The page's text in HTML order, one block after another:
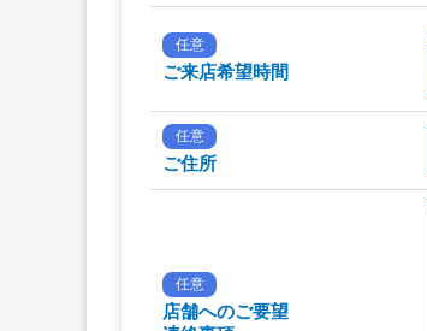
任意
ご来店希望時間
任意
ご住所
任意
店舗へのご要望